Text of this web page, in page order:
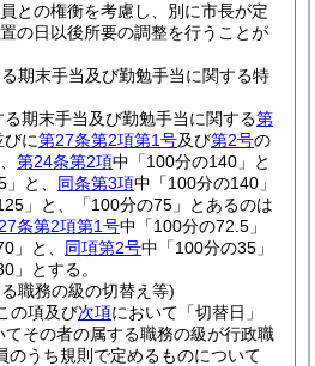
との権衡を考慮し、別に市長が定
の日以後所要の調整を行うことが
期末手当及び勤勉手当に関する特
期末手当及び勤勉手当に関する第
びに第27条第2項第1号及び第2号の
第24条第2項中「100分の140」と
と、 同条第3項中「100分の140」
」と、「100分の75」とあるのは
条第2項第1号中「100分の72.5」
」と、 同項第2号中「100分の35」
」とする。
職務の級の切替え等)
の項及び次項において「切替日」
てその者の属する職務の級が行政職
のうち規則で定めるものについて